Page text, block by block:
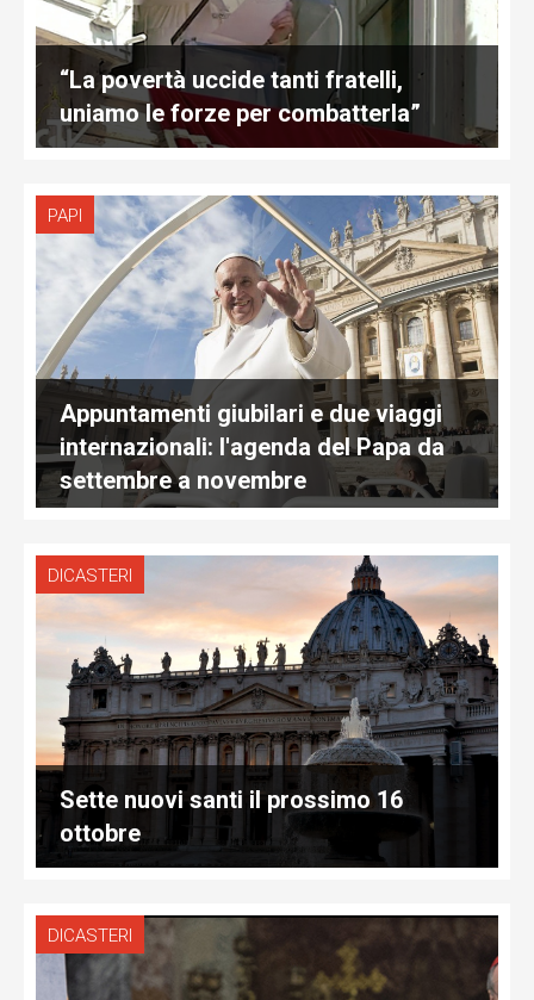
“La povertà uccide tanti fratelli,
uniamo le forze per combatterla”
PAPI
Appuntamenti giubilari e due viaggi
internazionali: l'agenda del Papa da
settembre a novembre
DICASTERI
Sette nuovi santi il prossimo 16
ottobre
DICASTERI